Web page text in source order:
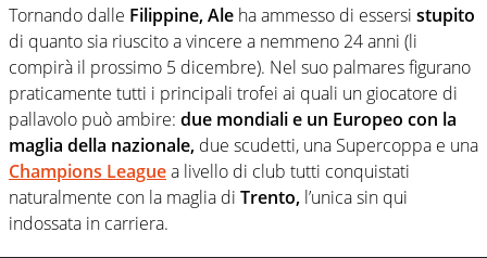
Tornando dalle Filippine, Ale ha ammesso di essersi stupito
di quanto sia riuscito a vincere a nemmeno 24 anni (li
compirà il prossimo 5 dicembre). Nel suo palmares figurano
praticamente tutti i principali trofei ai quali un giocatore di
pallavolo può ambire: due mondiali e un Europeo con la
maglia della nazionale, due scudetti, una Supercoppa e una
Champions Leaguea livello di club tutti conquistati
naturalmente con la maglia di Trento, l’unica sin qui
indossata in carriera.